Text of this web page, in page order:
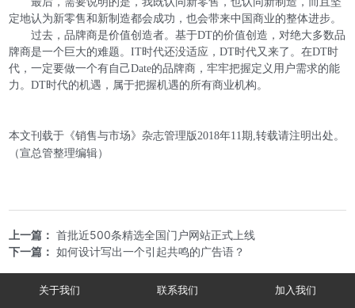
定地认为新零售和新制造都会成功，也会带来中国商业的整体进步。
过去，品牌商是价值创造者。基于DT的价值创造，对绝大多数品
牌商是一个巨大的难题。IT时代还没适应，DT时代又来了。在DT时
代，一定要做一个有自己Date的品牌商，牢牢把握定义用户需求的能
力。DT时代的机遇，属于把握机遇的所有商业机构。
本文刊载于《销售与市场》杂志管理版2018年11期,转载请注明出处。
（宣总管整理编辑）
上一篇： 首批近500条精选全国门户网站正式上线
下一篇： 如何设计写出一个引起共鸣的广告语？
关于我们 联系我们 加入我们